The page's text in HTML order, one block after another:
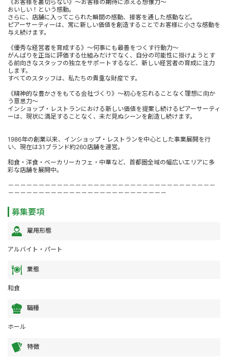
《お客様を裏切らない》～お客様の期待に添える想像力～
おいしい！という感動。
さらに、店舗に入ってこられた瞬間の感動、接客を通した感動など。
ピアーサーティーは、常に新しい価値を創造することでお客様に小さな感動を
与え続けます。
《優秀な経営者を育成する》～何事にも最善をつくす行動力～
がんばりを正当に評価する仕組みだけでなく、自分の可能性に掛けようとす
る前向きなスタッフの独立をサポートするなど、新しい経営者の育成に注力
します。
すべてのスタッフは、私たちの貴重な財産です。
《精神的な豊かさをもてる会社づくり》～初心を忘れることなく理想に向か
う意思力～
インショップ・レストランにおける新しい価値を提案し続けるピアーサーティ
ーは、現状に満足することなく、未だ見ぬシーンを創造し続けます。
1986年の創業以来、インショップ・レストランを中心とした事業展開を行
い、現在は31ブランド約260店舗を運営。
和食・洋食・ベーカリーカフェ・中華など、首都圏全域の幅広いエリアに多
彩な店舗を展開中。
－－－－－－－－－－－－－－－－－－－－－－－－－－－－－－－－－－
－－－－－－－－－－－－－－－－－－－－－－－－－－
募集要項
雇用形態
アルバイト・パート
業態
和食
職種
ホール
特徴